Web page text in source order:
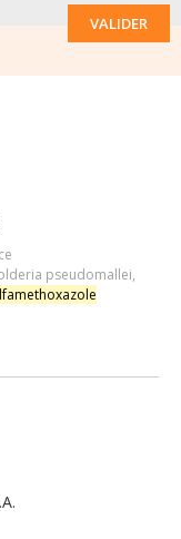
VALIDER
pseudomallei,